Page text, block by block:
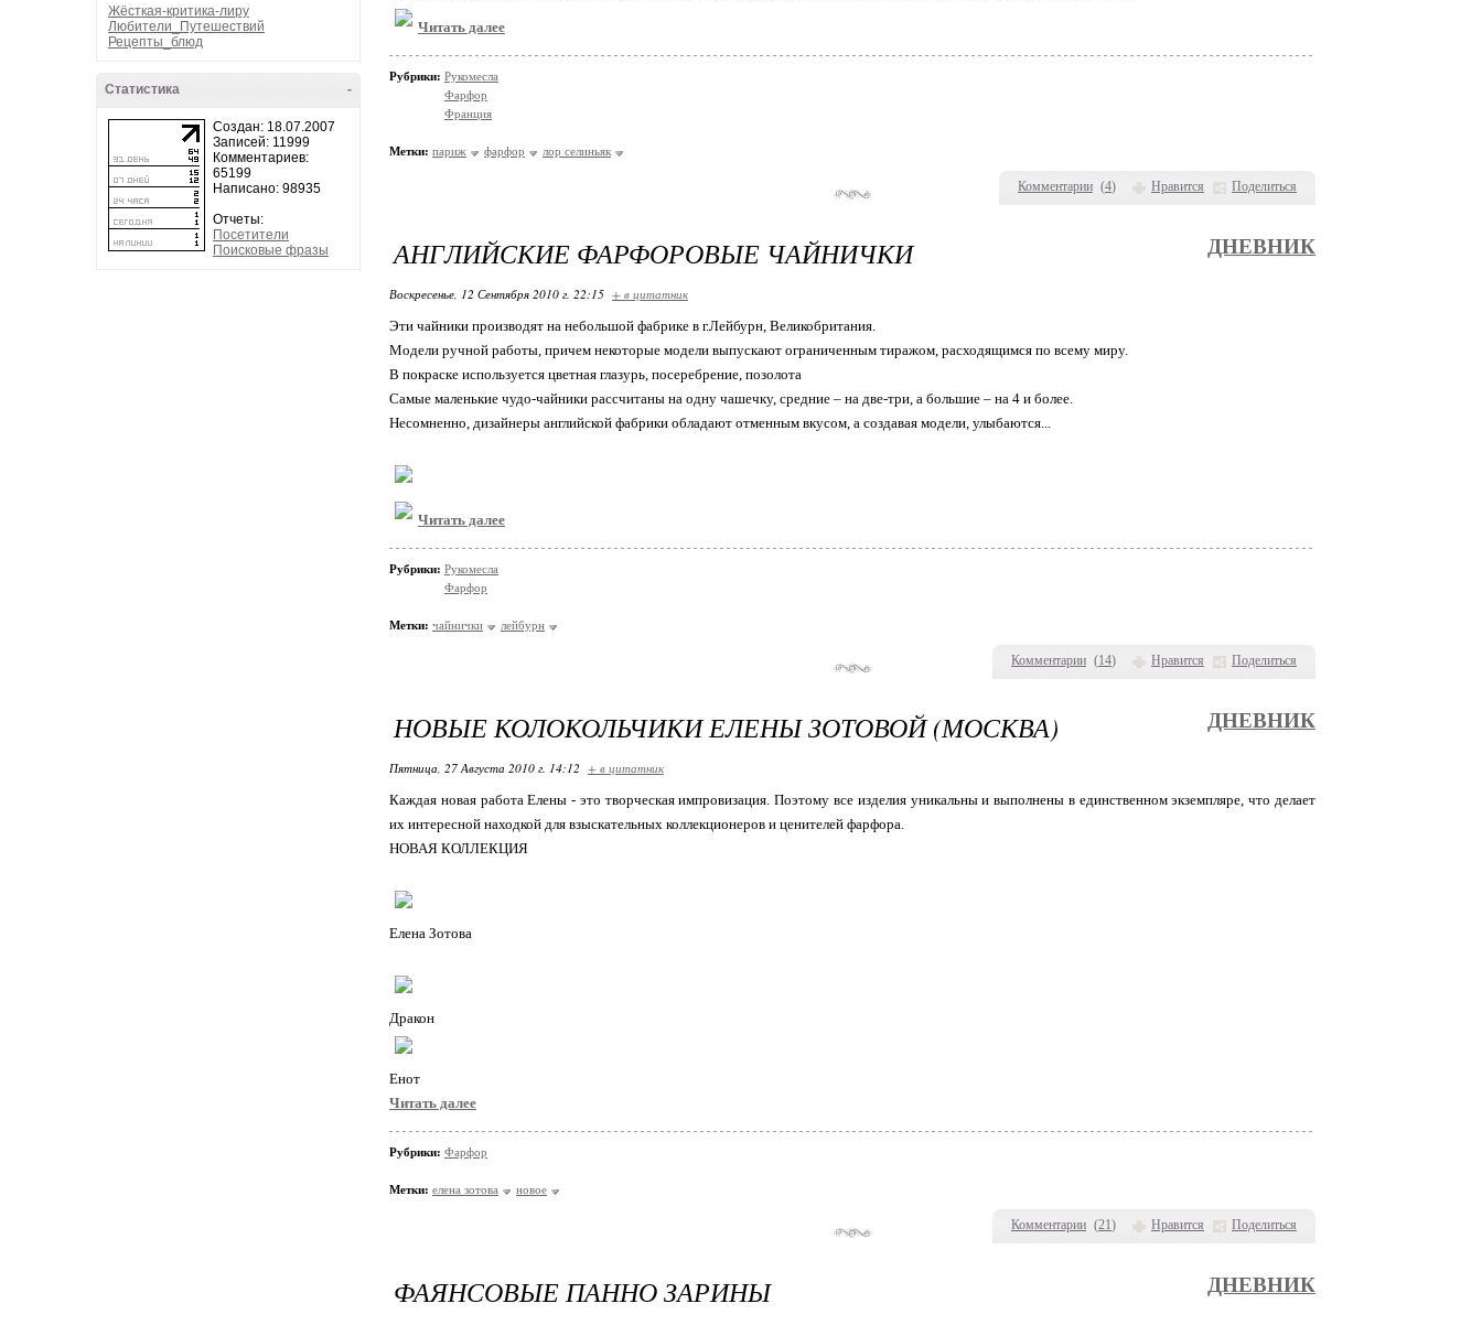
Жёсткая-критика-лиру
Любители_Путешествий
Рецепты_блюд
-
Статистика
Создан: 18.07.2007
Записей: 11999
Комментариев:
65199
Написано: 98935
Отчеты:
Посетители
Поисковые фразы
Комментарии (4) Нравится Поделиться
Читать далее
Рубрики: Рукомесла
Фарфор
Франция
Метки: париж фарфор лор селиньяк
Комментарии (14) Нравится Поделиться
АНГЛИЙСКИЕ ФАРФОРОВЫЕ ЧАЙНИЧКИ ДНЕВНИК
Воскресенье, 12 Сентября 2010 г. 22:15 + в цитатник
Эти чайники производят на небольшой фабрике в г.Лейбурн, Великобритания.
Модели ручной работы, причем некоторые модели выпускают ограниченным тиражом, расходящимся по всему миру.
В покраске используется цветная глазурь, посеребрение, позолота
Самые маленькие чудо-чайники рассчитаны на одну чашечку, средние – на две-три, а большие – на 4 и более.
Несомненно, дизайнеры английской фабрики обладают отменным вкусом, а создавая модели, улыбаются...
Читать далее
Рубрики: Рукомесла
Фарфор
Метки: чайнички лейбурн
Комментарии (21) Нравится Поделиться
НОВЫЕ КОЛОКОЛЬЧИКИ ЕЛЕНЫ ЗОТОВОЙ (МОСКВА) ДНЕВНИК
Пятница, 27 Августа 2010 г. 14:12 + в цитатник
Каждая новая работа Елены - это творческая импровизация. Поэтому все изделия уникальны и выполнены в единственном экземпляре, что делает
их интересной находкой для взыскательных коллекционеров и ценителей фарфора.
НОВАЯ КОЛЛЕКЦИЯ
Елена Зотова
Дракон
Енот
Читать далее
Рубрики: Фарфор
Метки: елена зотова новое
ФАЯНСОВЫЕ ПАННО ЗАРИНЫ ДНЕВНИК